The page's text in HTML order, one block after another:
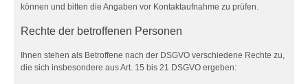
können und bitten die Angaben vor Kontaktaufnahme zu prüfen.
Rechte der betroffenen Personen
Ihnen stehen als Betroffene nach der DSGVO verschiedene Rechte zu,
die sich insbesondere aus Art. 15 bis 21 DSGVO ergeben: